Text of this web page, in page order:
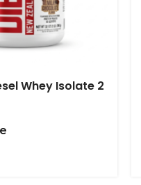
Whey Isolate 2